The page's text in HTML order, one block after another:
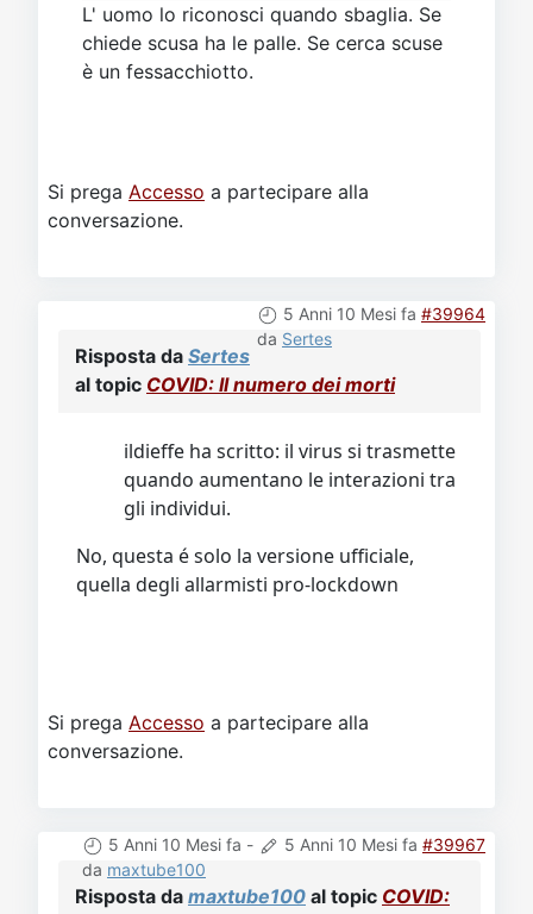
L' uomo lo riconosci quando sbaglia. Se
chiede scusa ha le palle. Se cerca scuse
è un fessacchiotto.
Si prega Accesso a partecipare alla
conversazione.
5 Anni 10 Mesi fa #39964
da Sertes
Risposta da Sertes
al topic COVID: Il numero dei morti
ildieffe ha scritto: il virus si trasmette
quando aumentano le interazioni tra
gli individui.
No, questa é solo la versione ufficiale,
quella degli allarmisti pro-lockdown
Si prega Accesso a partecipare alla
conversazione.
5 Anni 10 Mesi fa - 5 Anni 10 Mesi fa #39967
da maxtube100
Risposta da maxtube100 al topic COVID: